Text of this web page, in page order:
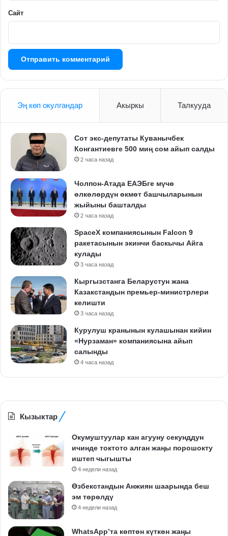
Сайт
Эң көп окулгандар Акыркы Талкууда
Сот экс-депутаты Куванычбек
Конгантиевге 500 миң сом айып салды
2 часа назад
Чолпон-Атада ЕАЭБге мүчө
өлкөлөрдүн өкмөт башчыларынын
жыйыны башталды
2 часа назад
SpaceX компаниясынын Falcon 9
ракетасынын экинчи баскычы Айга
кулады
3 часа назад
Кыргызстанга Беларустун жана
Казакстандын премьер-министрлери
келишти
3 часа назад
Курулуш кранынын кулашынан кийин
«Нурзаман» компаниясына айып
салынды
4 часа назад
Кызыктар
Окумуштуулар кан агууну секунддун
ичинде токтото алган жаңы порошокту
иштеп чыгышты
4 недели назад
Өзбекстандын Анжиян шаарында беш
эм төрөлдү
4 недели назад
WhatsApp’та көптөн күткөн жаңы